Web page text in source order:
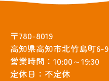
〒780-8019
高知県高知市北竹島町6-9
営業時間：10:00～19:30
定休日：不定休